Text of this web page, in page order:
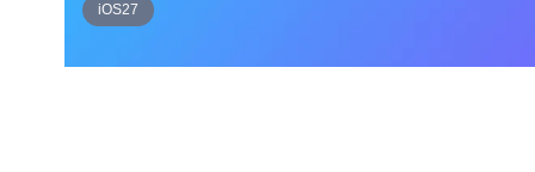
iOS27